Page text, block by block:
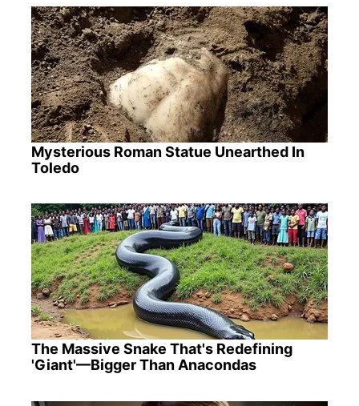
Mysterious Roman Statue Unearthed In
Toledo
The Massive Snake That's Redefining
'Giant'—Bigger Than Anacondas